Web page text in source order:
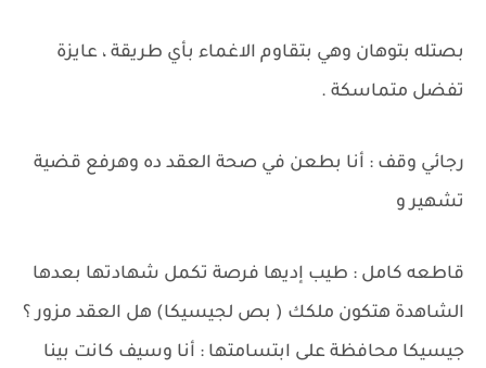
بصتله بتوهان وهي بتقاوم الاغماء بأي طريقة ، عايزة
تفضل متماسكة .
رجائي وقف : أنا بطعن في صحة العقد ده وهرفع قضية
تشهير و
قاطعه كامل : طيب إديها فرصة تكمل شهادتها بعدها
الشاهدة هتكون ملكك ( بص لجيسيكا) هل العقد مزور ؟
جيسيكا محافظة على ابتسامتها : أنا وسيف كانت بينا